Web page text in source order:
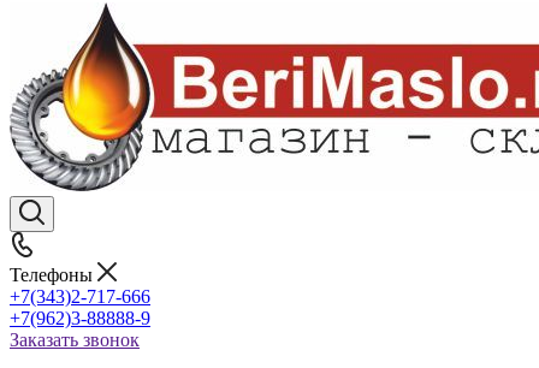
Телефоны
+7(343)2-717-666
+7(962)3-88888-9
Заказать звонок